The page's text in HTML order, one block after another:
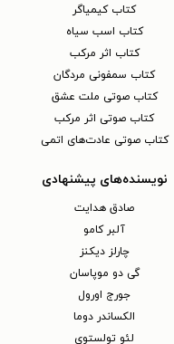
کتاب کیمیاگر
کتاب اسب سیاه
کتاب اثر مرکب
کتاب سمفونی مردگان
کتاب صوتی ملت عشق
کتاب صوتی اثر مرکب
کتاب صوتی عادت‌های اتمی
نویسنده‌های پیشنهادی
صادق هدایت
آلبر کامو
چارلز دیکنز
گی دو موپاسان
جورج اورول
الکساندر دوما
لئو تولستوی